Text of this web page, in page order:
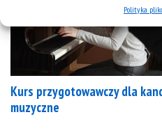
Polityka
Kurs przygotowawczy dla
muzyczne